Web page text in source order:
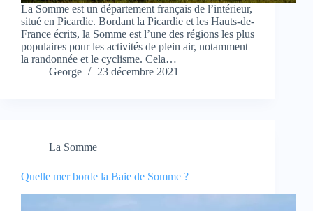
La Somme est un département français de l’intérieur,
situé en Picardie. Bordant la Picardie et les Hauts-de-
France écrits, la Somme est l’une des régions les plus
populaires pour les activités de plein air, notamment
la randonnée et le cyclisme. Cela…
George
23 décembre 2021
La Somme
Quelle mer borde la Baie de Somme ?